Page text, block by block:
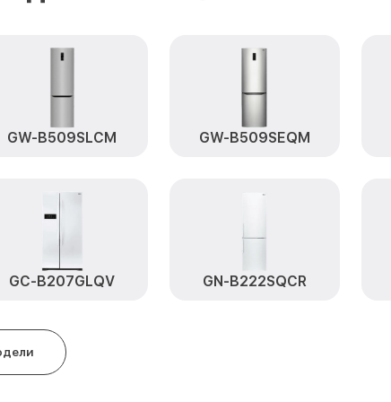
управления (мат.платы, мейн
GBB59PZDZS LG
оттайки GBB59PZDZS LG
испарителя GBB59PZDZS
GW-B509SLCM GW-B509SEQM
GC-B207GLQV GN-B222SQCR